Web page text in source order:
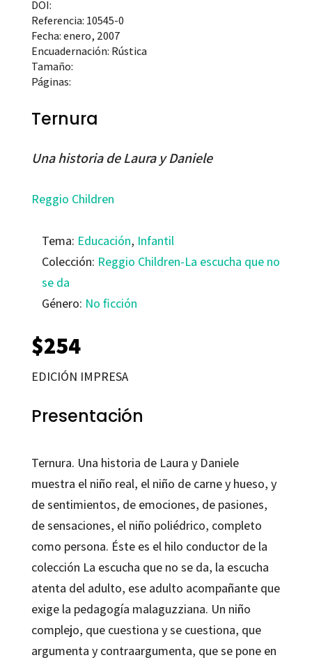
DOI:
Referencia: 10545-0
Fecha: enero, 2007
Encuadernación: Rústica
Tamaño:
Páginas:
Ternura
Una historia de Laura y Daniele
Reggio Children
Tema: Educación, Infantil
Colección: Reggio Children-La escucha que no
se da
Género: No ficción
$254
EDICIÓN IMPRESA
Presentación
Ternura. Una historia de Laura y Daniele
muestra el niño real, el niño de carne y hueso, y
de sentimientos, de emociones, de pasiones,
de sensaciones, el niño poliédrico, completo
como persona. Éste es el hilo conductor de la
colección La escucha que no se da, la escucha
atenta del adulto, ese adulto acompañante que
exige la pedagogía malaguzziana. Un niño
complejo, que cuestiona y se cuestiona, que
argumenta y contraargumenta, que se pone en